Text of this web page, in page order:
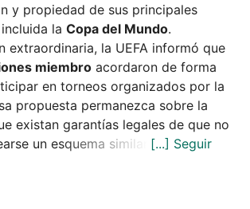
y propiedad de sus principales
la Copa del Mundo.
extraordinaria, la UEFA informó que
miembro acordaron de forma
en torneos organizados por la
propuesta permanezca sobre la
existan garantías legales de que no
un esquema similar.